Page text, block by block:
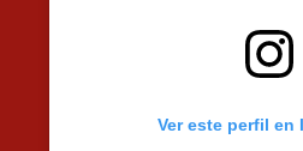
Ver este perfil en